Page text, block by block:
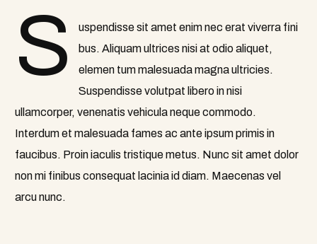
S
uspendisse sit amet enim nec erat viverra fini
bus. Aliquam ultrices nisi at odio aliquet,
elemen tum malesuada magna ultricies.
Suspendisse volutpat libero in nisi
ullamcorper, venenatis vehicula neque commodo.
Interdum et malesuada fames ac ante ipsum primis in
faucibus. Proin iaculis tristique metus. Nunc sit amet dolor
non mi finibus consequat lacinia id diam. Maecenas vel
arcu nunc.